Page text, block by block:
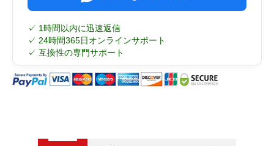
✓ 1時間以内に迅速返信
✓ 24時間365日オンラインサポート
✓ 互換性の専門サポート